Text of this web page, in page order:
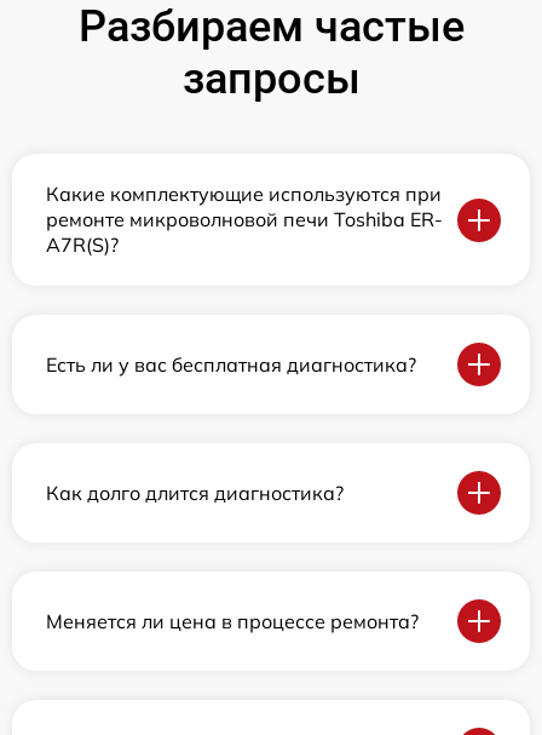
Разбираем частые
запросы
Какие комплектующие используются при
ремонте микроволновой печи Toshiba ER-
A7R(S)?
Есть ли у вас бесплатная диагностика?
Как долго длится диагностика?
Меняется ли цена в процессе ремонта?